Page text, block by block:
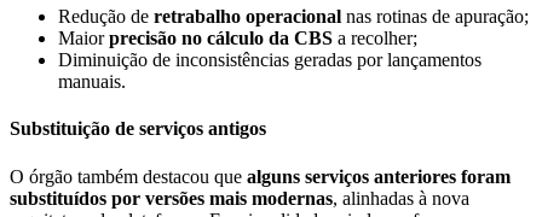
Redução de retrabalho operacional nas rotinas de apuração;
Maiorprecisão no cálculo da CBS a recolher;
Diminuição de inconsistências geradas por lançamentos
manuais.
Substituição de serviços antigos
O órgão também destacou que alguns serviços anteriores foram
substituídos por versões mais modernas, alinhadas à nova